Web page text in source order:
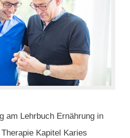
am Lehrbuch Ernährung in
Kapitel Karies